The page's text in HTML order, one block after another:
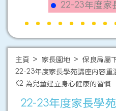
22-23年度家
主頁 家長園地
保良局屬
22-23年度家長學苑講座内容重
K2 為兒童建立身心健康的習慣
22-23年度家長學